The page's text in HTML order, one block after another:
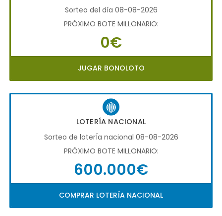
Sorteo del día 08-08-2026
PRÓXIMO BOTE MILLONARIO:
0€
JUGAR BONOLOTO
LOTERÍA NACIONAL
Sorteo de loterÍa nacional 08-08-2026
PRÓXIMO BOTE MILLONARIO:
600.000€
COMPRAR LOTERÍA NACIONAL